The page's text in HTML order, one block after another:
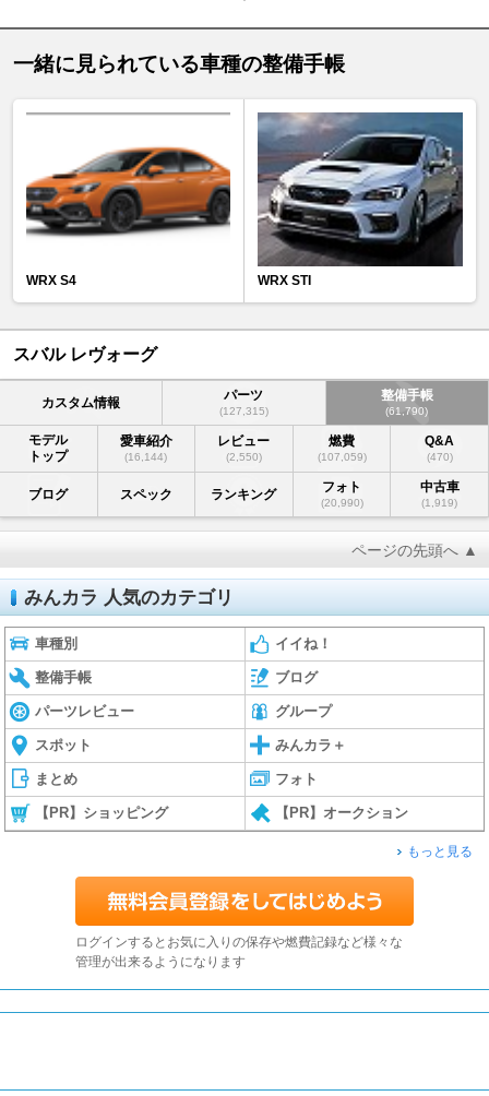
一緒に見られている車種の整備手帳
WRX S4 WRX STI
スバル レヴォーグ
カスタム情報 パーツ
(127,315)
整備手帳
(61,790)
モデル
トップ
愛車紹介
(16,144)
レビュー
(2,550)
燃費
(107,059)
Q&A
(470)
ブログ スペック ランキング フォト
(20,990)
中古車
(1,919)
ページの先頭へ ▲
みんカラ 人気のカテゴリ
車種別 イイね！
整備手帳 ブログ
パーツレビュー グループ
スポット みんカラ＋
まとめ フォト
【PR】ショッピング 【PR】オークション
もっと見る
ログインするとお気に入りの保存や燃費記録など様々な
管理が出来るようになります